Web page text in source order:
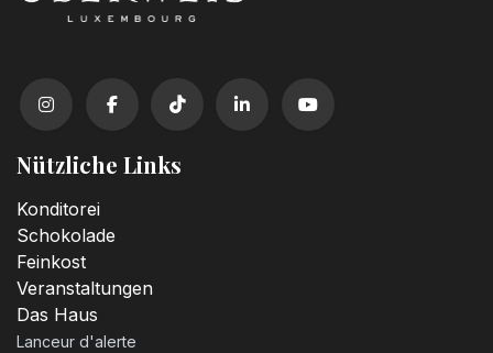
Nützliche Links
Konditorei
Schokolade
Feinkost
Veranstaltungen
Das Haus
Lanceur d'alerte